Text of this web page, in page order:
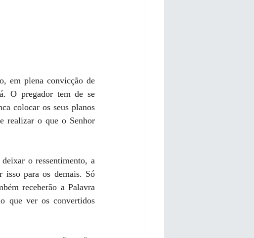
em plena convicção de
O pregador tem de se
colocar os seus planos
realizar o que o Senhor
o ressentimento, a
isso para os demais. Só
receberão a Palavra
que ver os convertidos